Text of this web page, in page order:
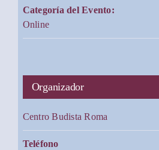
Categoría del Evento:
Online
Organizador
Centro Budista Roma
Teléfono